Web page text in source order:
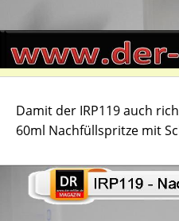
Damit der IRP119 auch
60ml Nachfüllspritze mit